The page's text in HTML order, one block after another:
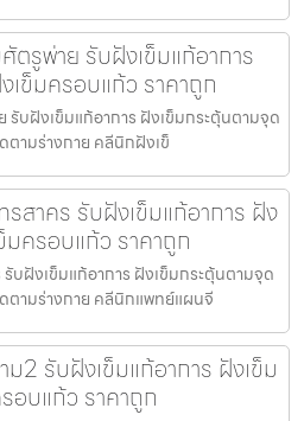
รูพ่าย รับฝังเข็มแก้อาการ
เข็มครอบแก้ว ราคาถูก
บฝังเข็มแก้อาการ ฝังเข็มกระตุ้นตามจุด
ตามร่างกาย คลีนิกฝังเข็
สาคร รับฝังเข็มแก้อาการ ฝัง
มครอบแก้ว ราคาถูก
ฝังเข็มแก้อาการ ฝังเข็มกระตุ้นตามจุด
ดตามร่างกาย คลีนิกแพทย์แผนจี
2 รับฝังเข็มแก้อาการ ฝังเข็ม
อบแก้ว ราคาถูก